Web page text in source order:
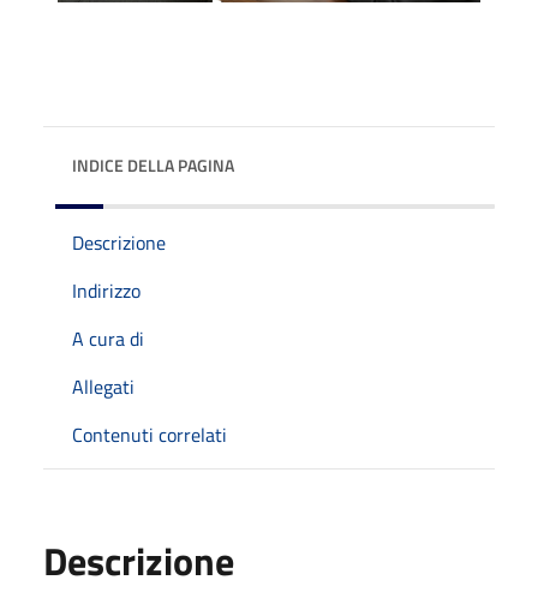
INDICE DELLA PAGINA
Descrizione
Indirizzo
A cura di
Allegati
Contenuti correlati
Descrizione